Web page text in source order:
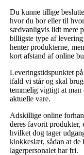
Du kunne tillige
hvor du bor eller til
sædvanligvis lidt mere
billigste type af
henter produkterne,
kort afstand af online
Leveringstidspunktet
ifald vi står og skal
temmelig vigtigt at man
aktuelle vare.
Adskillige online
deres favorit produkter,
hvilket dog tager
klokkeslæt, sådan at de
lagerpersonalet har fri.